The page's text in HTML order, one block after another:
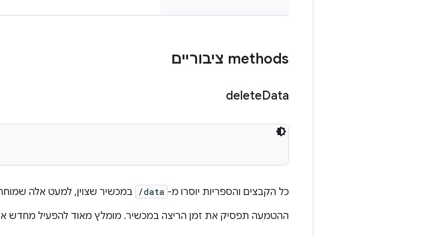
‫methods ציבוריים
deleteData
כל הקבצים והספריות יוסרו מ- /data
במכשיר שצוין, למעט אלה
ההטמעה תפסיק את זמן הריצה במכשיר. מומלץ מאוד להפעיל מחדש